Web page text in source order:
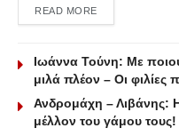
READ MOREDETAILS
Ιωάννα Τούνη: Με
μιλά πλέον – Οι φιλίες
Ανδρομάχη –
μέλλον του γάμου τους!